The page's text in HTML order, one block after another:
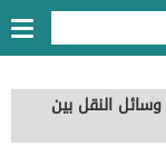
وسائل النقل بين